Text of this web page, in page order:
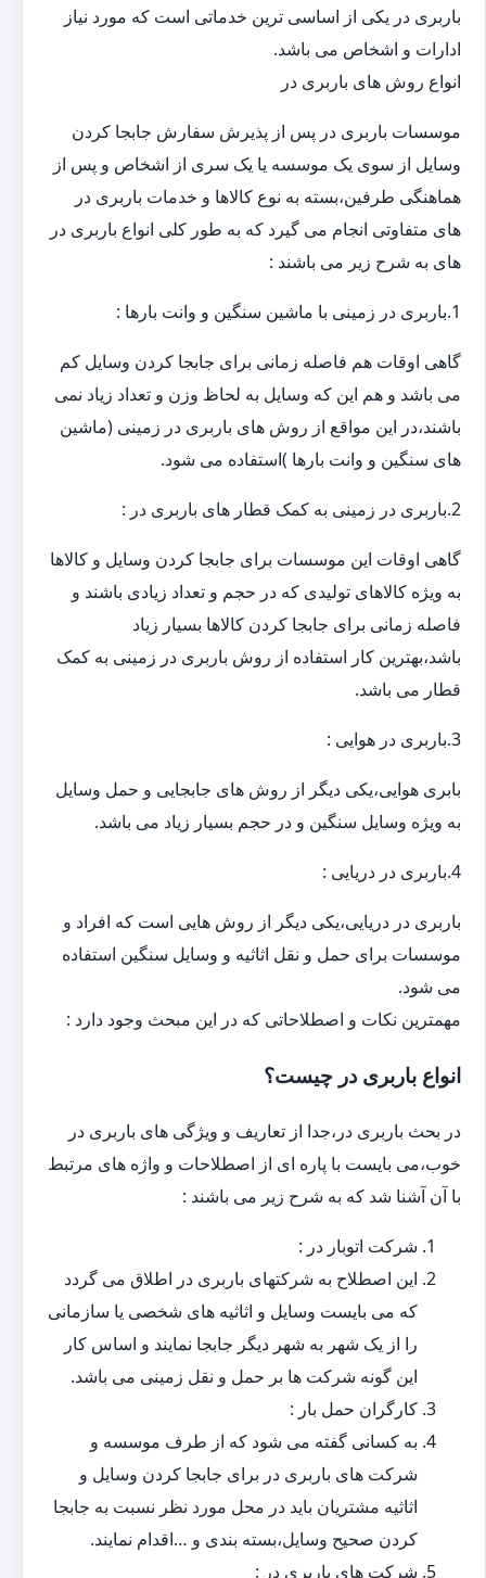
باربری در یکی از اساسی ترین خدماتی است که مورد نیاز
ادارات و اشخاص می باشد.
انواع روش های باربری در
موسسات باربری در پس از پذیرش سفارش جابجا کردن
وسایل از سوی یک موسسه یا یک سری از اشخاص و پس از
هماهنگی طرفین،بسته به نوع کالاها و خدمات باربری در
های متفاوتی انجام می گیرد که به طور کلی انواع باربری در
های به شرح زیر می باشند :
1.باربری در زمینی با ماشین سنگین و وانت بارها :
گاهی اوقات هم فاصله زمانی برای جابجا کردن وسایل کم
می باشد و هم این که وسایل به لحاظ وزن و تعداد زیاد نمی
باشند،در این مواقع از روش های باربری در زمینی (ماشین
های سنگین و وانت بارها )استفاده می شود.
2.باربری در زمینی به کمک قطار های باربری در :
گاهی اوقات این موسسات برای جابجا کردن وسایل و کالاها
به ویژه کالاهای تولیدی که در حجم و تعداد زیادی باشند و
فاصله زمانی برای جابجا کردن کالاها بسیار زیاد
باشد،بهترین کار استفاده از روش باربری در زمینی به کمک
قطار می باشد.
3.باربری در هوایی :
بابری هوایی،یکی دیگر از روش های جابجایی و حمل وسایل
به ویژه وسایل سنگین و در حجم بسیار زیاد می باشد.
4.باربری در دریایی :
باربری در دریایی،یکی دیگر از روش هایی است که افراد و
موسسات برای حمل و نقل اثاثیه و وسایل سنگین استفاده
می شود.
مهمترین نکات و اصطلاحاتی که در این مبحث وجود دارد :
انواع باربری در چیست؟
در بحث باربری در،جدا از تعاریف و ویژگی های باربری در
خوب،می بایست با پاره ای از اصطلاحات و واژه های مرتبط
با آن آشنا شد که به شرح زیر می باشند :
شرکت اتوبار در :
این اصطلاح به شرکتهای باربری در اطلاق می گردد
که می بایست وسایل و اثاثیه های شخصی یا سازمانی
را از یک شهر به شهر دیگر جابجا نمایند و اساس کار
این گونه شرکت ها بر حمل و نقل زمینی می باشد.
کارگران حمل بار :
به کسانی گفته می شود که از طرف موسسه و
شرکت های باربری در برای جابجا کردن وسایل و
اثاثیه مشتریان باید در محل مورد نظر نسبت به جابجا
کردن صحیح وسایل،بسته بندی و …اقدام نمایند.
شرکت های باربری در :